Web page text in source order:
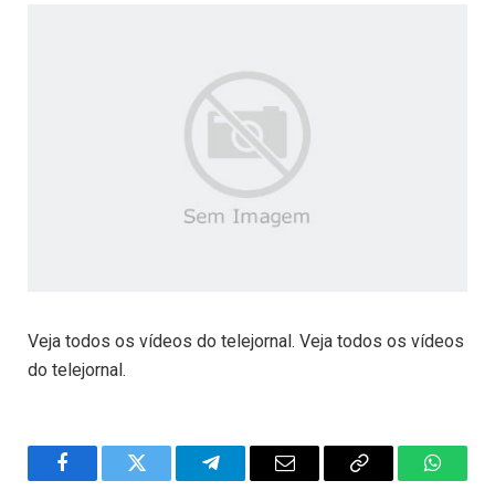
Veja todos os vídeos do telejornal. Veja todos os vídeos
do telejornal.
FacebookTwitter TelegramEmail
Copy